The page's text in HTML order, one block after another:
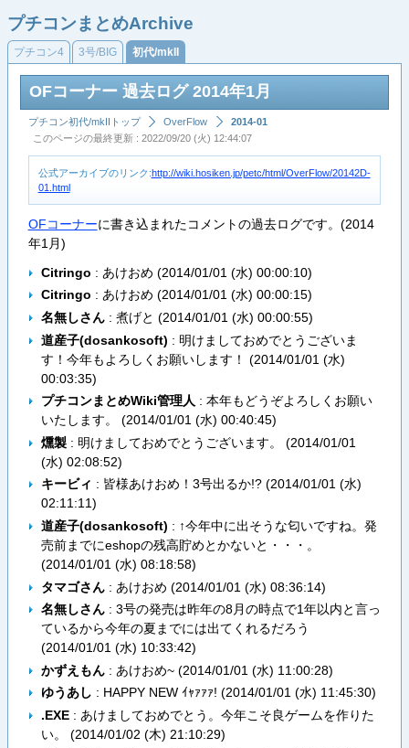
プチコンまとめArchive
プチコン4 3号/BIG 初代/mkII
OFコーナー 過去ログ 2014年1月
プチコン初代/mkIIトップ OverFlow
2014-01
このページの最終更新 : 2022/09/20 (火) 12:44:07
公式アーカイブのリンク:http://wiki.hosiken.jp/petc/html/OverFlow/20142D-
01.html
OFコーナーに書き込まれたコメントの過去ログです。(2014
年1月)
Citringo : あけおめ (2014/01/01 (水) 00:00:10)
Citringo : あけおめ (2014/01/01 (水) 00:00:15)
名無しさん: 煮げと (2014/01/01 (水) 00:00:55)
道産子(dosankosoft) : 明けましておめでとうございま
す！今年もよろしくお願いします！ (2014/01/01 (水)
00:03:35)
プチコンまとめWiki管理人 : 本年もどうぞよろしくお願い
いたします。 (2014/01/01 (水) 00:40:45)
燻製: 明けましておめでとうございます。 (2014/01/01
(水) 02:08:52)
キービィ : 皆様あけおめ！3号出るか!? (2014/01/01 (水)
02:11:11)
道産子(dosankosoft) : ↑今年中に出そうな匂いですね。発
売前までにeshopの残高貯めとかないと・・・。
(2014/01/01 (水) 08:18:58)
タマゴさん: あけおめ (2014/01/01 (水) 08:36:14)
名無しさん: 3号の発売は昨年の8月の時点で1年以内と言っ
ているから今年の夏までには出てくれるだろう
(2014/01/01 (水) 10:33:42)
かずえもん: あけおめ~ (2014/01/01 (水) 11:00:28)
ゆうあし : HAPPY NEW ｲｬｧｧｧ! (2014/01/01 (水) 11:45:30)
.EXE: あけましておめでとう。今年こそ良ゲームを作りた
い。 (2014/01/02 (木) 21:10:29)